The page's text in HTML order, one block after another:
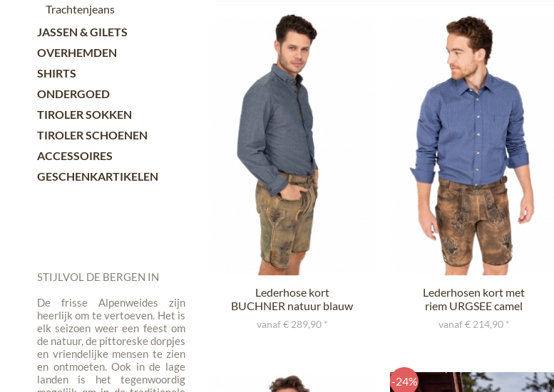
Trachtenjeans
JASSEN & GILETS
OVERHEMDEN
SHIRTS
ONDERGOED
TIROLER SOKKEN
TIROLER SCHOENEN
ACCESSOIRES
GESCHENKARTIKELEN
STIJLVOL DE BERGEN IN
De frisse Alpenweides zijn
heerlijk om te vertoeven. Het is
elk seizoen weer een feest om
de natuur, de pittoreske dorpjes
en vriendelijke mensen te zien
en ontmoeten. Ook in de lage
landen is het tegenwoordig
50
52
54
56
58
60
62
64
zwart
camel
camel
Lederhose kort
BUCHNER natuur blauw
met riem
vanaf € 289,90 *
Lederhosen kort met
riem URGSEE camel
nappato
vanaf € 214,90 *
-24%